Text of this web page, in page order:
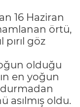
16 Haziran
örtü,
pırıl göz
olduğu
en yoğun
asılmış oldu.